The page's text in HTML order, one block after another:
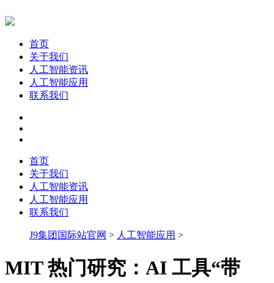
首页
关于我们
人工智能资讯
人工智能应用
联系我们
首页
关于我们
人工智能资讯
人工智能应用
联系我们
J9集团国际站官网 > 人工智能应用 >
MIT 热门研究：AI 工具“带